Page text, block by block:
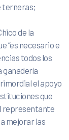
terneras;
de la
“es necesario e
todos los
ganadería
el apoyo
que
representante
mejorar las